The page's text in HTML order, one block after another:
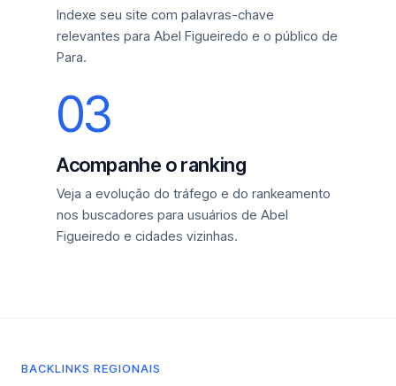
Indexe seu site com palavras-chave
relevantes para Abel Figueiredo e o público de
Para.
03
Acompanhe o ranking
Veja a evolução do tráfego e do rankeamento
nos buscadores para usuários de Abel
Figueiredo e cidades vizinhas.
BACKLINKS REGIONAIS